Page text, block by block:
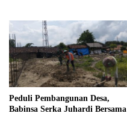
Peduli Pembangunan Desa,
Babinsa Serka Juhardi Bersama